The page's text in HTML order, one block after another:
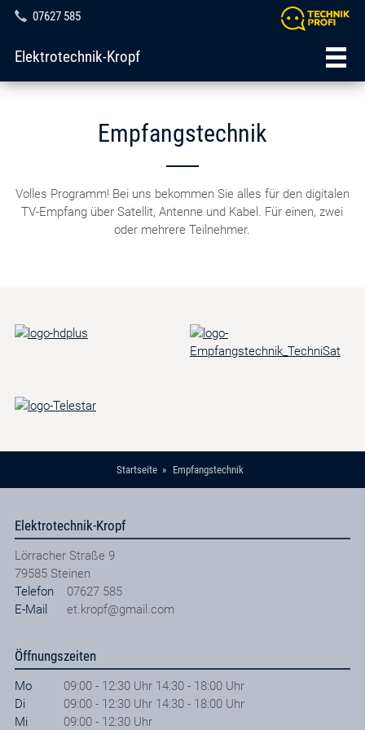
07627 585
Elektrotechnik-Kropf
Empfangstechnik
Volles Programm! Bei uns bekommen Sie alles für den digitalen
TV-Empfang über Satellit, Antenne und Kabel. Für einen, zwei
oder mehrere Teilnehmer.
Startseite Empfangstechnik
Elektrotechnik-Kropf
Lörracher Straße 9
79585 Steinen
Telefon
07627 585
E-Mail
et.kropf@gmail.com
Öffnungszeiten
Mo
09:00 - 12:30 Uhr 14:30 - 18:00 Uhr
Di
09:00 - 12:30 Uhr 14:30 - 18:00 Uhr
Mi
09:00 - 12:30 Uhr